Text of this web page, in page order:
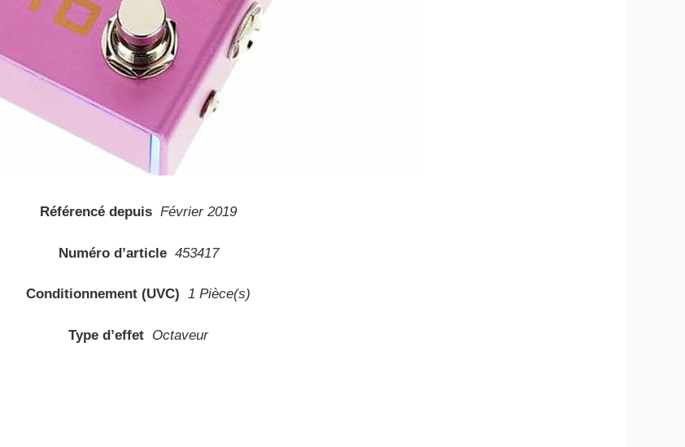
Référencé depuis Février 2019
Numéro d’article 453417
Conditionnement (UVC) 1 Pièce(s)
Type d’effet Octaveur